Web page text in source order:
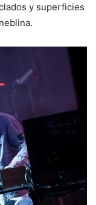
y superficies